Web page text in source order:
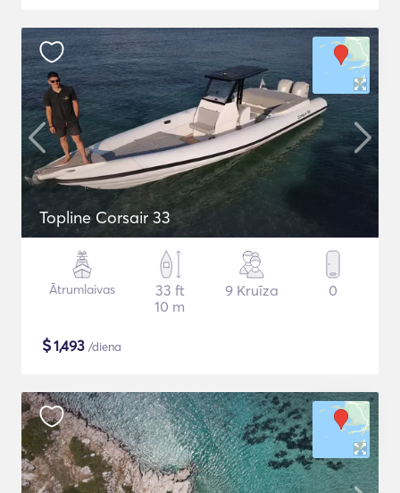
Topline Corsair 33
Ātrumlaivas
33 ft
10 m
9 Kruīza 0
$1,493 /diena